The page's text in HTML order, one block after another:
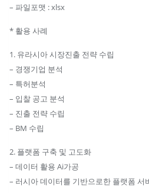
수
– 파일포맷 : xlsx
* 활용 사례
1. 유라시아 시장진출 전략 수립
– 경쟁기업 분석
– 특허분석
– 입찰 공고 분석
– 진출 전략 수립
– BM 수립
2. 플랫폼 구축 및 고도화
– 데이터 활용 Ai가공
– 러시아 데이터를 기반으로한 플랫폼 서